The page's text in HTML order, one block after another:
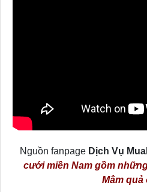
Nguồn fanpage Dịch Vụ
cưới miền Nam gồm
Mâm quả